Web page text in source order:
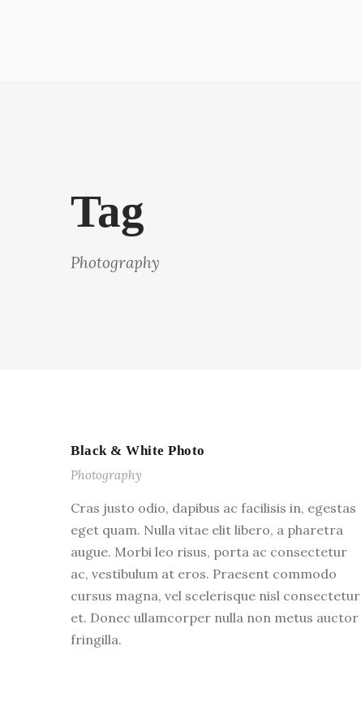
Tag
Photography
Black & White Photo
Photography
Cras justo odio, dapibus ac facilisis in, egestas
eget quam. Nulla vitae elit libero, a pharetra
augue. Morbi leo risus, porta ac consectetur
ac, vestibulum at eros. Praesent commodo
cursus magna, vel scelerisque nisl consectetur
et. Donec ullamcorper nulla non metus auctor
fringilla.